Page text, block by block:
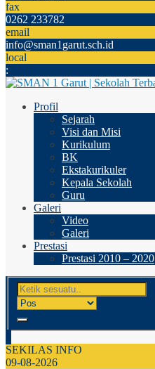
fax
0262 233782
email
info@sman1garut.sch.id
local
:
Profil
Sejarah
Visi dan Misi
Kurikulum
BK
Ekstakurikuler
Kepala Sekolah
Guru
Galeri
Video
Galeri
Prestasi
Prestasi 2010 – 2020
SEKILAS INFO
09-08-2026